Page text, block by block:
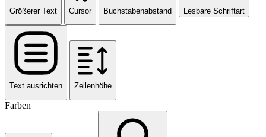
Größerer Text Cursor Buchstabenabstand Lesbare Schriftart
Text ausrichten Zeilenhöhe
Farben